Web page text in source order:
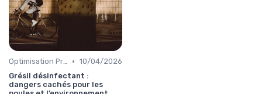
Optimisation Production • 10/04/2026
Grésil désinfectant :
dangers cachés pour les